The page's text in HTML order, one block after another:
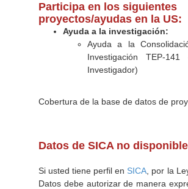
Participa en los siguientes
proyectos/ayudas en la US:
Ayuda a la investigación:
Ayuda a la
Investigación TEP-141
Investigador)
Cobertura de la base de datos de
Datos de SICA no
Si usted tiene perfil en SICA , por la
Datos debe autorizar de manera